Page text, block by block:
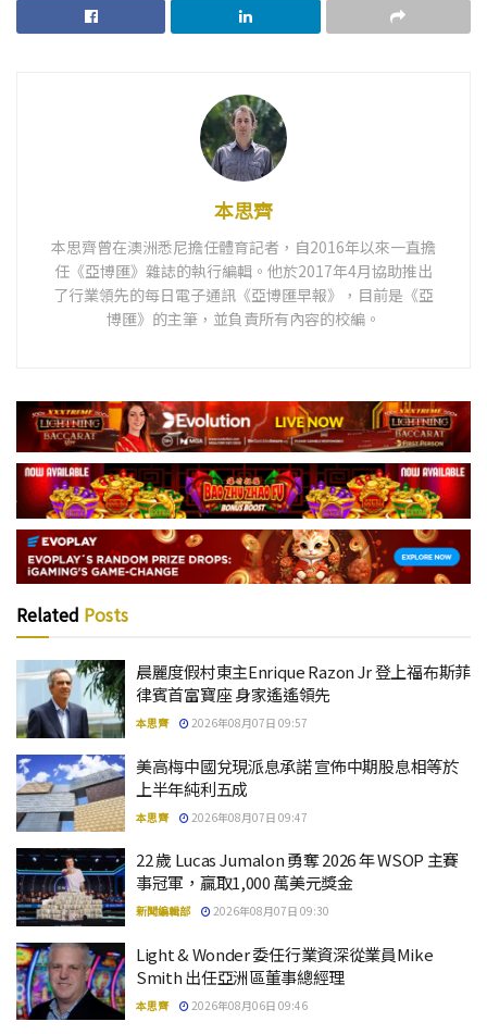
本思齊
本思齊曾在澳洲悉尼擔任體育記者，自2016年以來一直擔
任《亞博匯》雜誌的執行編輯。他於2017年4月協助推出
了行業領先的每日電子通訊《亞博匯早報》，目前是《亞
博匯》的主筆，並負責所有內容的校編。
Related Posts
晨麗度假村東主Enrique Razon Jr 登上福布斯菲
律賓首富寶座 身家遙遙領先
本思齊 2026年08月07日 09:57
美高梅中國兌現派息承諾 宣佈中期股息相等於
上半年純利五成
本思齊 2026年08月07日 09:47
22 歲 Lucas Jumalon 勇奪 2026 年 WSOP 主賽
事冠軍，贏取1,000 萬美元獎金
新聞編輯部 2026年08月07日 09:30
Light & Wonder 委任行業資深從業員Mike
Smith 出任亞洲區董事總經理
本思齊 2026年08月06日 09:46